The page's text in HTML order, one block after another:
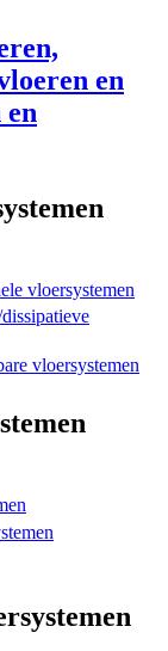
en
vloersystemen
vloersystemen